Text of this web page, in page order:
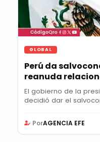
GLOBAL
Perú da
reanuda
El gobierno de la
decidió dar el
PorAGENCIA EFE